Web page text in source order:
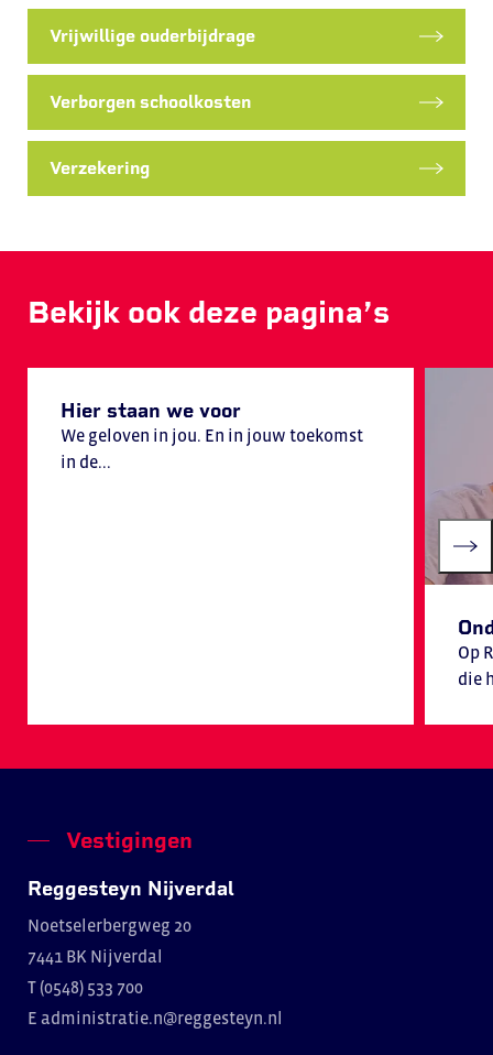
Vrijwillige ouderbijdrage
Verborgen schoolkosten
Verzekering
Bekijk ook deze pagina’s
Hier staan we voor
We geloven in jou. En in jouw toekomst
in de...
Op
die
Vestigingen
Reggesteyn Nijverdal
Noetselerbergweg 20
7441 BK Nijverdal
T (0548) 533 700
E administratie.n@reggesteyn.nl